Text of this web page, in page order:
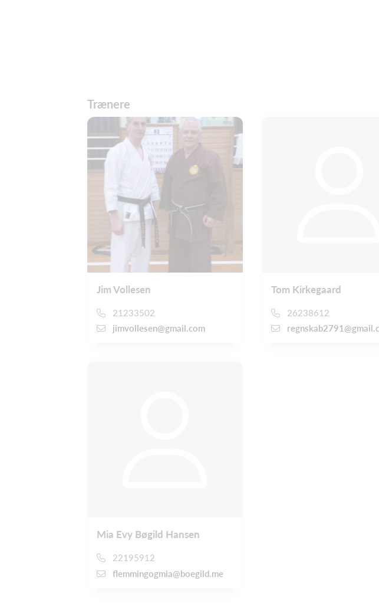
Trænere
Jim Vollesen
21233502
jimvollesen@gmail.com
Tom Kirkegaard
26238612
Mia Evy Bøgild Hansen
22195912
flemmingogmia@boegild.me